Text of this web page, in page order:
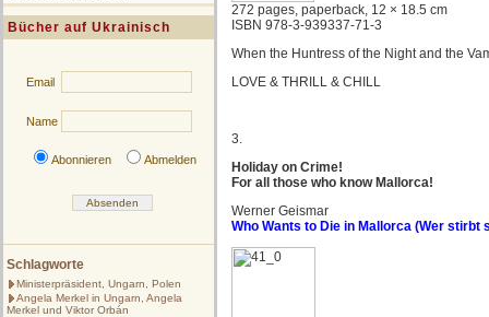
Bücher auf Ukrainisch
Email
Name
Abonnieren Abmelden
Schlagworte
Ministerpräsident, Ungarn, Polen
Angela Merkel in Ungarn, Angela
Merkel und Viktor Orbán
272 pages, paperback, 12 × 18.5 cm
ISBN 978-3-939337-71-3
When the Huntress of the Night and the
LOVE & THRILL & CHILL
3.
Holiday on Crime!
For all those who know Mallorca!
Werner Geismar
Who Wants to Die in Mallorca (Wer stirbt